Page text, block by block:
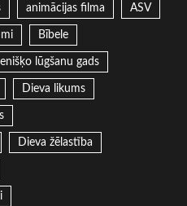
animācijas filma ASV
Bībele
lūgšanu gads
Dieva likums
Dieva žēlastība